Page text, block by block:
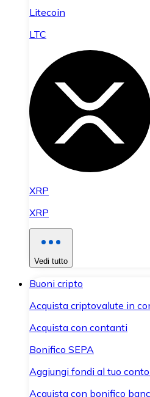
Litecoin
LTC
XRP
XRP
Vedi tutto
Buoni cripto
Acquista criptovalute in
Acquista con contanti
Bonifico SEPA
Aggiungi fondi al tuo
Acquista con bonifico